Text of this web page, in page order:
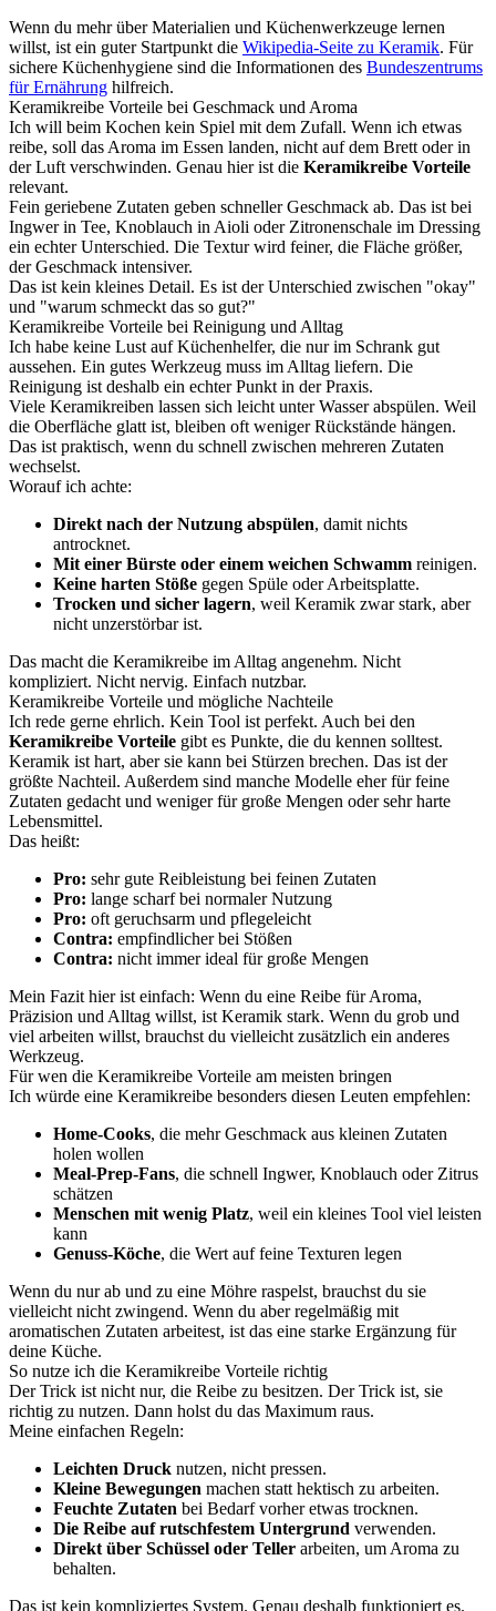
Wenn du mehr über Materialien und Küchenwerkzeuge lernen
willst, ist ein guter Startpunkt die Wikipedia-Seite zu Keramik. Für
sichere Küchenhygiene sind die Informationen des Bundeszentrums
für Ernährung hilfreich.
Keramikreibe Vorteile bei Geschmack und Aroma
Ich will beim Kochen kein Spiel mit dem Zufall. Wenn ich etwas
reibe, soll das Aroma im Essen landen, nicht auf dem Brett oder in
der Luft verschwinden. Genau hier ist die Keramikreibe Vorteile
relevant.
Fein geriebene Zutaten geben schneller Geschmack ab. Das ist bei
Ingwer in Tee, Knoblauch in Aioli oder Zitronenschale im Dressing
ein echter Unterschied. Die Textur wird feiner, die Fläche größer,
der Geschmack intensiver.
Das ist kein kleines Detail. Es ist der Unterschied zwischen "okay"
und "warum schmeckt das so gut?"
Keramikreibe Vorteile bei Reinigung und Alltag
Ich habe keine Lust auf Küchenhelfer, die nur im Schrank gut
aussehen. Ein gutes Werkzeug muss im Alltag liefern. Die
Reinigung ist deshalb ein echter Punkt in der Praxis.
Viele Keramikreiben lassen sich leicht unter Wasser abspülen. Weil
die Oberfläche glatt ist, bleiben oft weniger Rückstände hängen.
Das ist praktisch, wenn du schnell zwischen mehreren Zutaten
wechselst.
Worauf ich achte:
Direkt nach der Nutzung abspülen, damit nichts
antrocknet.
Mit einer Bürste oder einem weichen Schwamm reinigen.
Keine harten Stöße gegen Spüle oder Arbeitsplatte.
Trocken und sicher lagern, weil Keramik zwar stark, aber
nicht unzerstörbar ist.
Das macht die Keramikreibe im Alltag angenehm. Nicht
kompliziert. Nicht nervig. Einfach nutzbar.
Keramikreibe Vorteile und mögliche Nachteile
Ich rede gerne ehrlich. Kein Tool ist perfekt. Auch bei den
Keramikreibe Vorteile gibt es Punkte, die du kennen solltest.
Keramik ist hart, aber sie kann bei Stürzen brechen. Das ist der
größte Nachteil. Außerdem sind manche Modelle eher für feine
Zutaten gedacht und weniger für große Mengen oder sehr harte
Lebensmittel.
Das heißt:
Pro: sehr gute Reibleistung bei feinen Zutaten
Pro: lange scharf bei normaler Nutzung
Pro: oft geruchsarm und pflegeleicht
Contra: empfindlicher bei Stößen
Contra: nicht immer ideal für große Mengen
Mein Fazit hier ist einfach: Wenn du eine Reibe für Aroma,
Präzision und Alltag willst, ist Keramik stark. Wenn du grob und
viel arbeiten willst, brauchst du vielleicht zusätzlich ein anderes
Werkzeug.
Für wen die Keramikreibe Vorteile am meisten bringen
Ich würde eine Keramikreibe besonders diesen Leuten empfehlen:
Home-Cooks, die mehr Geschmack aus kleinen Zutaten
holen wollen
Meal-Prep-Fans, die schnell Ingwer, Knoblauch oder Zitrus
schätzen
Menschen mit wenig Platz, weil ein kleines Tool viel leisten
kann
Genuss-Köche, die Wert auf feine Texturen legen
Wenn du nur ab und zu eine Möhre raspelst, brauchst du sie
vielleicht nicht zwingend. Wenn du aber regelmäßig mit
aromatischen Zutaten arbeitest, ist das eine starke Ergänzung für
deine Küche.
So nutze ich die Keramikreibe Vorteile richtig
Der Trick ist nicht nur, die Reibe zu besitzen. Der Trick ist, sie
richtig zu nutzen. Dann holst du das Maximum raus.
Meine einfachen Regeln:
Leichten Druck nutzen, nicht pressen.
Kleine Bewegungen machen statt hektisch zu arbeiten.
Feuchte Zutaten bei Bedarf vorher etwas trocknen.
Die Reibe auf rutschfestem Untergrund verwenden.
Direkt über Schüssel oder Teller arbeiten, um Aroma zu
behalten.
Das ist kein kompliziertes System. Genau deshalb funktioniert es.